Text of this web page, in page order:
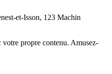
et-Isson, 123 Machin
votre propre contenu. Amusez-